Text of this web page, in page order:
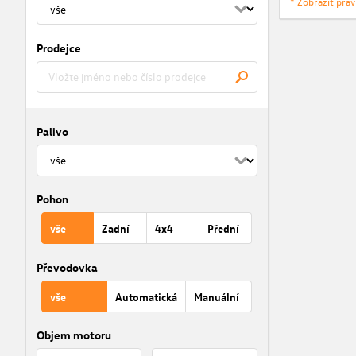
Prodejce
Palivo
Pohon
vše Zadní 4x4 Přední
Převodovka
vše Automatická Manuální
Objem motoru